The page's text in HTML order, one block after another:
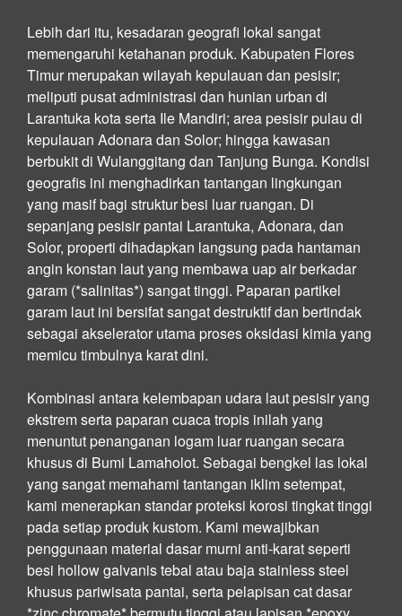
Lebih dari itu, kesadaran geografi lokal sangat
memengaruhi ketahanan produk. Kabupaten Flores
Timur merupakan wilayah kepulauan dan pesisir;
meliputi pusat administrasi dan hunian urban di
Larantuka kota serta Ile Mandiri; area pesisir pulau di
kepulauan Adonara dan Solor; hingga kawasan
berbukit di Wulanggitang dan Tanjung Bunga. Kondisi
geografis ini menghadirkan tantangan lingkungan
yang masif bagi struktur besi luar ruangan. Di
sepanjang pesisir pantai Larantuka, Adonara, dan
Solor, properti dihadapkan langsung pada hantaman
angin konstan laut yang membawa uap air berkadar
garam (*salinitas*) sangat tinggi. Paparan partikel
garam laut ini bersifat sangat destruktif dan bertindak
sebagai akselerator utama proses oksidasi kimia yang
memicu timbulnya karat dini.
Kombinasi antara kelembapan udara laut pesisir yang
ekstrem serta paparan cuaca tropis inilah yang
menuntut penanganan logam luar ruangan secara
khusus di Bumi Lamaholot. Sebagai bengkel las lokal
yang sangat memahami tantangan iklim setempat,
kami menerapkan standar proteksi korosi tingkat tinggi
pada setiap produk kustom. Kami mewajibkan
penggunaan material dasar murni anti-karat seperti
besi hollow galvanis tebal atau baja stainless steel
khusus pariwisata pantai, serta pelapisan cat dasar